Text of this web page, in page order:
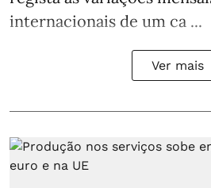
internacionais de um ca ...
Ver mais